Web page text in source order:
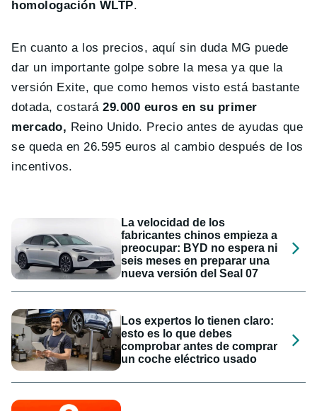
homologación WLTP.
En cuanto a los precios, aquí sin duda MG puede
dar un importante golpe sobre la mesa ya que la
versión Exite, que como hemos visto está bastante
dotada, costará29.000 euros en su primer
mercado, Reino Unido. Precio antes de ayudas que
se queda en 26.595 euros al cambio después de los
incentivos.
La velocidad de los
fabricantes chinos empieza a
preocupar: BYD no espera ni
seis meses en preparar una
nueva versión del Seal 07
Los expertos lo tienen claro:
esto es lo que debes
comprobar antes de comprar
un coche eléctrico usado